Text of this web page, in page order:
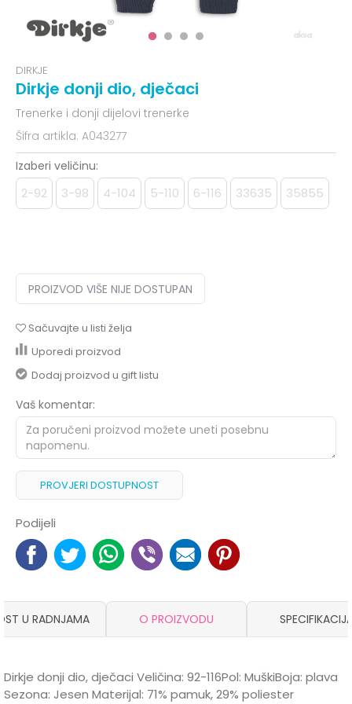
DIRKJE
Dirkje donji dio, dječaci
Trenerke i donji dijelovi trenerke
Šifra artikla: A043277
Izaberi veličinu:
2-92 3-98 4-104 5-110 6-116 33635 35855
PROIZVOD VIŠE NIJE DOSTUPAN
Sačuvajte u listi želja
Uporedi proizvod
Dodaj proizvod u gift listu
Vaš komentar:
PROVJERI DOSTUPNOST
Podijeli
U RADNJAMA O PROIZVODU
Dirkje donji dio, dječaci Veličina: 92-116Pol: MuškiBoja: plava
Sezona: Jesen Materijal: 71% pamuk, 29% poliester